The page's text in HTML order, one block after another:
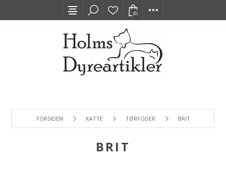
(0)
FORSIDEN KATTE TØRFODER BRIT
BRIT